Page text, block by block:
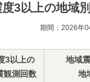
度3以上の地域
期間：2026年
3以上の
観測回数
地域
地